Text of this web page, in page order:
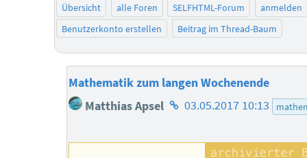
Übersicht alle Foren SELFHTML-Forum
anmelden
Benutzerkonto erstellen
Beitrag im Thread-Baum
Mathematik zum langen Wochenende
Matthias Apsel Homepage
Autors
03.05.2017 10:13